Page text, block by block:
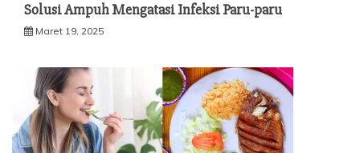
Solusi Ampuh Mengatasi Infeksi Paru-paru
Maret 19, 2025